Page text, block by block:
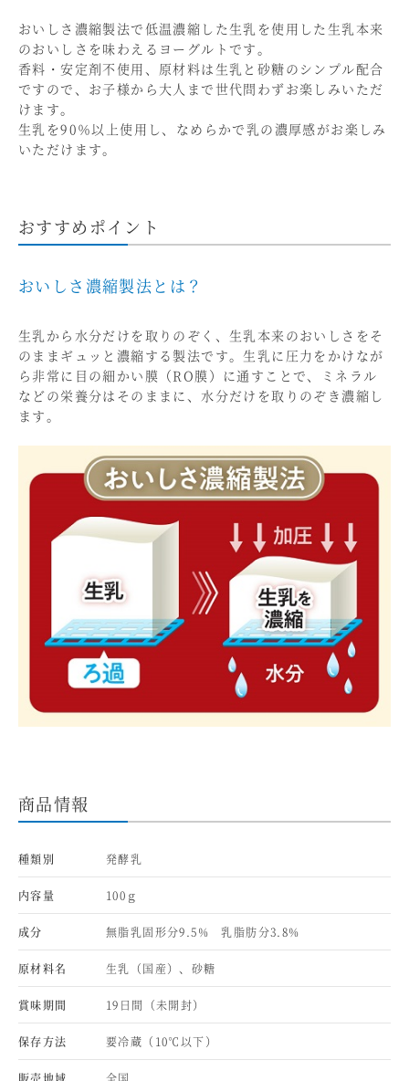
おいしさ濃縮製法で低温濃縮した生乳を使用した生乳本来
のおいしさを味わえるヨーグルトです。
香料・安定剤不使用、原材料は生乳と砂糖のシンプル配合
ですので、お子様から大人まで世代問わずお楽しみいただ
けます。
生乳を90％以上使用し、なめらかで乳の濃厚感がお楽しみ
いただけます。
おすすめポイント
おいしさ濃縮製法とは？
生乳から水分だけを取りのぞく、生乳本来のおいしさをそ
のままギュッと濃縮する製法です。生乳に圧力をかけなが
ら非常に目の細かい膜（RO膜）に通すことで、ミネラル
などの栄養分はそのままに、水分だけを取りのぞき濃縮し
ます。
商品情報
種類別 発酵乳
内容量 100ｇ
成分 無脂乳固形分9.5% 乳脂肪分3.8%
原材料名 生乳（国産）、砂糖
賞味期間 19日間（未開封）
保存方法 要冷蔵（10℃以下）